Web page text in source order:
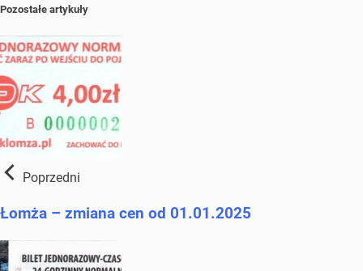
Pozostałe artykuły
Poprzedni
Łomża – zmiana cen od 01.01.2025